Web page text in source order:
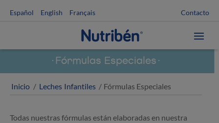
Español English Français Contacto
Inicio / Leches Infantiles / Fórmulas Especiales
Fórmulas Especiales
Todas nuestras fórmulas están elaboradas en nuestra